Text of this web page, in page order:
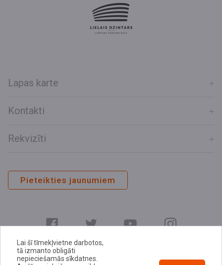
Lapas karte
Kontakti
Rekvizīti
Pieteikties jaunumiem
Lai šī tīmekļvietne darbotos,
tā izmanto obligāti
nepieciešamās sīkdatnes.